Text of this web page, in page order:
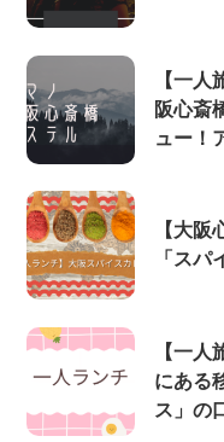
【一
阪心斎
ュー！
【大
「スパ
【一
にある
ス」の